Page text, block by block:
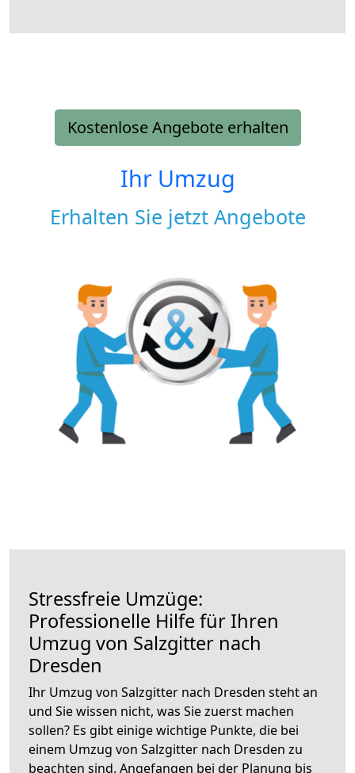
Kostenlose Angebote erhalten
Ihr Umzug
Erhalten Sie jetzt Angebote
Stressfreie Umzüge:
Professionelle Hilfe für Ihren
Umzug von Salzgitter nach
Dresden
Ihr Umzug von Salzgitter nach Dresden steht an
und Sie wissen nicht, was Sie zuerst machen
sollen? Es gibt einige wichtige Punkte, die bei
einem Umzug von Salzgitter nach Dresden zu
beachten sind. Angefangen bei der Planung bis